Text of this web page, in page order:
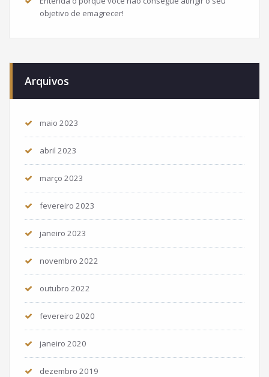
objetivo de emagrecer!
Arquivos
maio 2023
abril 2023
março 2023
fevereiro 2023
janeiro 2023
novembro 2022
outubro 2022
fevereiro 2020
janeiro 2020
dezembro 2019